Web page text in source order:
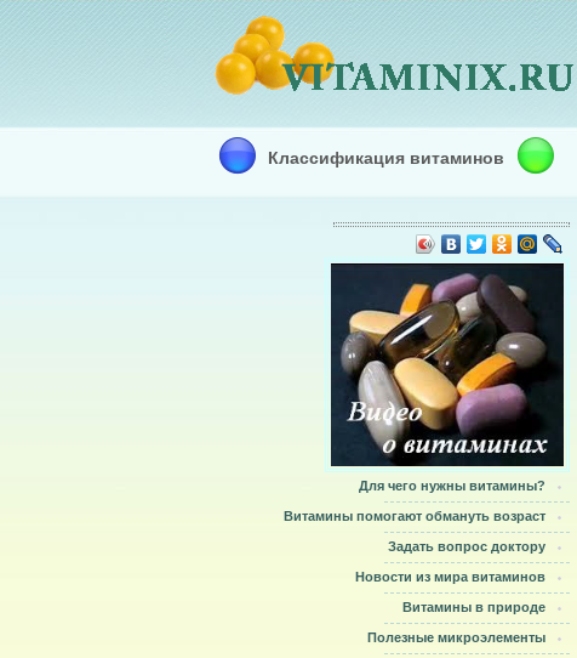
Классификация витаминов
Для чего нужны витамины?
Витамины помогают обмануть возраст
Задать вопрос доктору
Новости из мира витаминов
Витамины в природе
Полезные микроэлементы